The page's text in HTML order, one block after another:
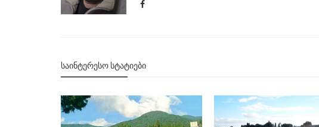
ᲡᲐᲘᲜᲢᲔᲠᲔᲡᲝ ᲡᲢᲐᲢᲘᲔᲑᲘ